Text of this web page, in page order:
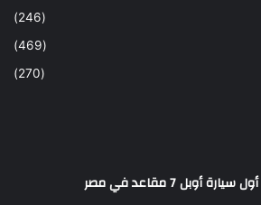
(246)
(469)
(270)
7 مقاعد في مصر